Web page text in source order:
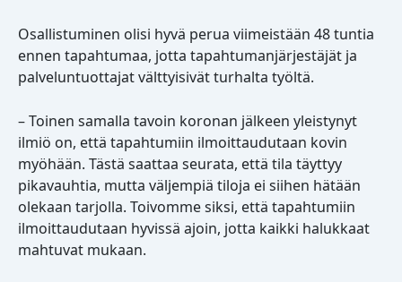
Osallistuminen olisi hyvä perua viimeistään 48 tuntia
ennen tapahtumaa, jotta tapahtumanjärjestäjät ja
palveluntuottajat välttyisivät turhalta työltä.
– Toinen samalla tavoin koronan jälkeen yleistynyt
ilmiö on, että tapahtumiin ilmoittaudutaan kovin
myöhään. Tästä saattaa seurata, että tila täyttyy
pikavauhtia, mutta väljempiä tiloja ei siihen hätään
olekaan tarjolla. Toivomme siksi, että tapahtumiin
ilmoittaudutaan hyvissä ajoin, jotta kaikki halukkaat
mahtuvat mukaan.